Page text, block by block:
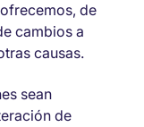
de
cambios a
causas.
sean
de